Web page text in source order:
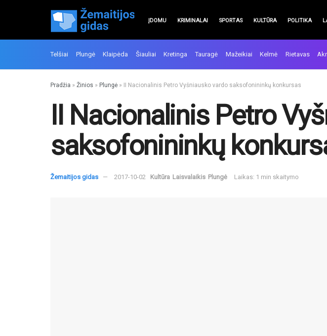
ĮDOMU KRIMINALAI SPORTAS KULTŪRA POLITIKA
Telšiai Plungė Klaipėda Šiauliai Kretinga Tauragė Mažeikiai Kelmė Rietavas
Pradžia » Žinios » Plungė » II Nacionalinis Petro Vyšniausko vardo saksofonininkų konkursas
II Nacionalinis Petro
saksofonininkų
Žemaitijos gidas 2017-10-02 Kultūra Laisvalaikis Plungė Laikas: 1 min skaitymo